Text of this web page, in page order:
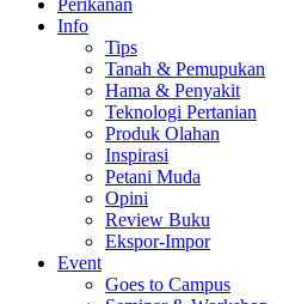
Perikanan
Info
Tips
Tanah & Pemupukan
Hama & Penyakit
Teknologi Pertanian
Produk Olahan
Inspirasi
Petani Muda
Opini
Review Buku
Ekspor-Impor
Event
Goes to Campus